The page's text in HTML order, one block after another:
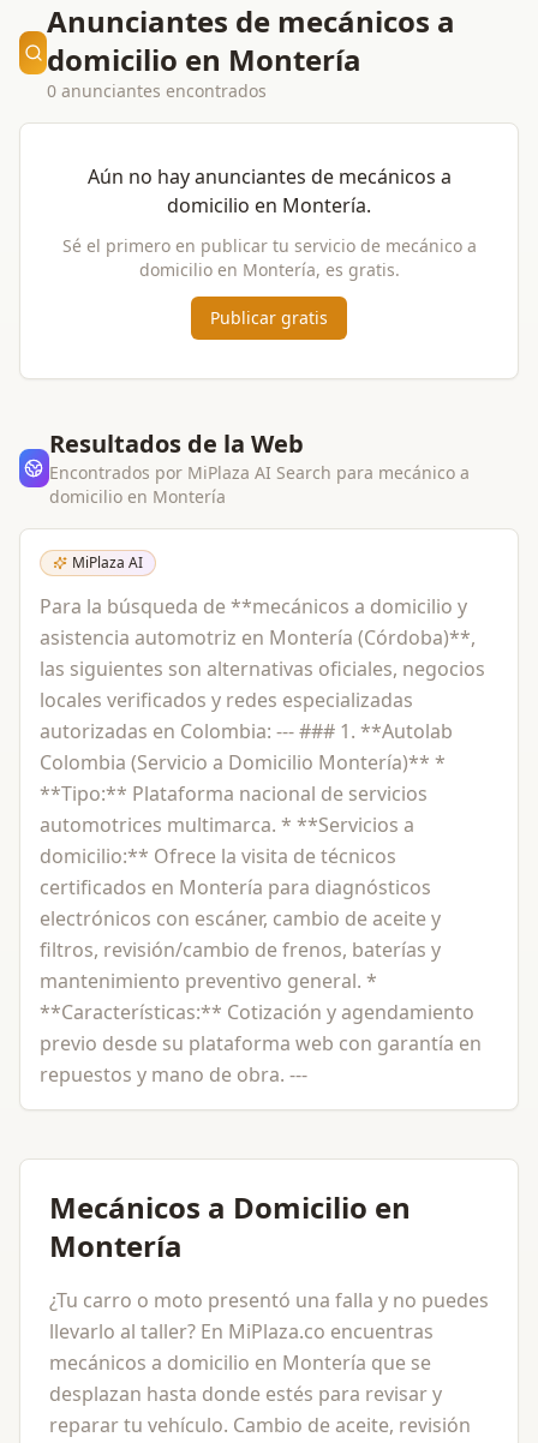
Anunciantes de mecánicos a
domicilio en Montería
0 anunciantes encontrados
Aún no hay anunciantes de mecánicos a
domicilio en Montería.
Sé el primero en publicar tu servicio de mecánico a
domicilioen Montería, es gratis.
Publicar gratis
Resultados de la Web
Encontrados por MiPlaza AI Search para mecánico a
domicilioen Montería
MiPlaza AI
Para la búsqueda de **mecánicos a domicilio y
asistencia automotriz en Montería (Córdoba)**,
las siguientes son alternativas oficiales, negocios
locales verificados y redes especializadas
autorizadas en Colombia: --- ### 1. **Autolab
Colombia (Servicio a Domicilio Montería)** *
**Tipo:** Plataforma nacional de servicios
automotrices multimarca. * **Servicios a
domicilio:** Ofrece la visita de técnicos
certificados en Montería para diagnósticos
electrónicos con escáner, cambio de aceite y
filtros, revisión/cambio de frenos, baterías y
mantenimiento preventivo general. *
**Características:** Cotización y agendamiento
previo desde su plataforma web con garantía en
repuestos y mano de obra. ---
Mecánicos a Domicilio en
Montería
¿Tu carro o moto presentó una falla y no puedes
llevarlo al taller? En MiPlaza.co encuentras
mecánicos a domicilio en Montería que se
desplazan hasta donde estés para revisar y
reparar tu vehículo. Cambio de aceite, revisión